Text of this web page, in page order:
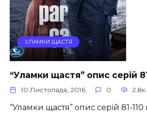
УЛАМКИ ЩАСТЯ
“Уламки щастя” опис серій
10 Листопада, 2016 0 2.8к.
“Уламки щастя” опис серій 81-